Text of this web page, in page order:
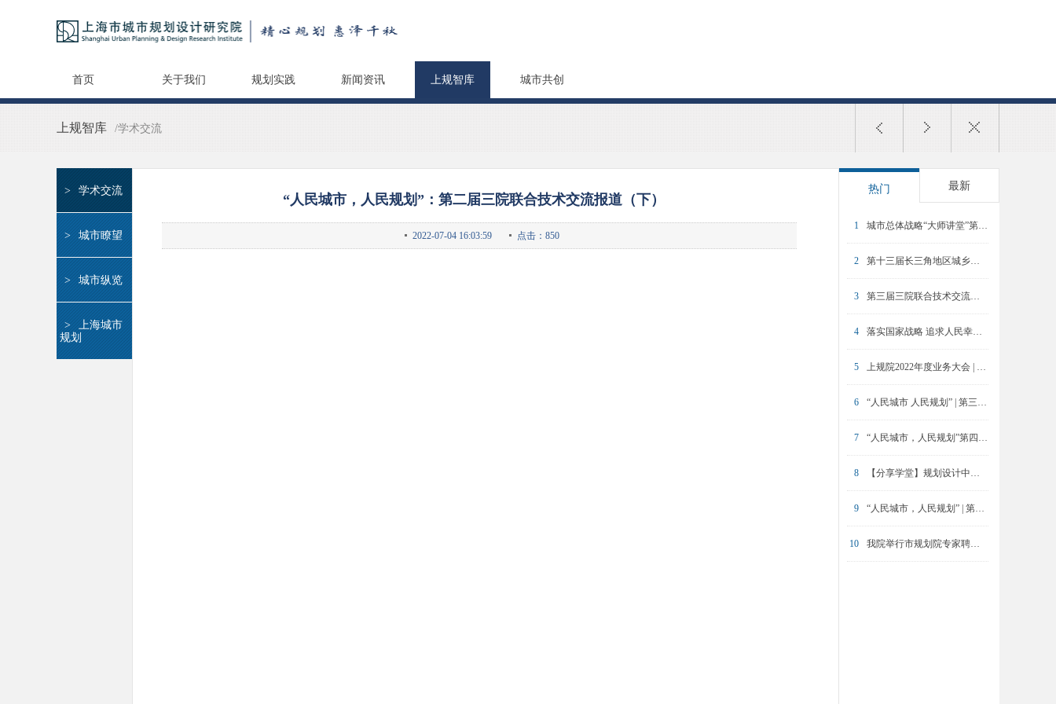
首页 关于我们 规划实践 新闻资讯 上规智库 城市共创
上规智库 /学术交流
> 学术交流
> 城市瞭望
> 城市纵览
> 上海城市
规划
“人民城市，人民规划”：第二届三院联合技术交流报道（下）
2022-07-04 16:03:59 点击：850
热门 最新
1 城市总体战略“大师讲堂”第一讲举行
2 第十三届长三角地区城乡规划研讨会在上海举办
3 第三届三院联合技术交流报道(下）
4 落实国家战略 追求人民幸福——首届三院联合技术交流现场报道（上）
5 上规院2022年度业务大会 | 重点项目技术比武（下）
6 “人民城市 人民规划” | 第三届三院联合技术交流报道（上）
7 “人民城市，人民规划”第四届三院联合技术交流成功举办
8 【分享学堂】规划设计中的产业研究
9 “人民城市，人民规划” | 第四届三院联合技术交流现场报道（上）
10 我院举行市规划院专家聘请仪式暨院业务发展战略专家咨询会